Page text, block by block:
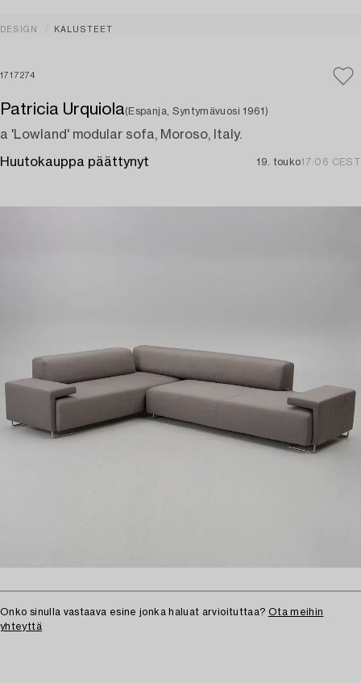
DESIGN KALUSTEET
1717274
Patricia Urquiola(Espanja, Syntymävuosi 1961)
a 'Lowland' modular sofa, Moroso, Italy.
Huutokauppa päättynyt 19. touko17:06 CEST
Onko sinulla vastaava esine jonka haluat arvioituttaa? Ota meihin
yhteyttä